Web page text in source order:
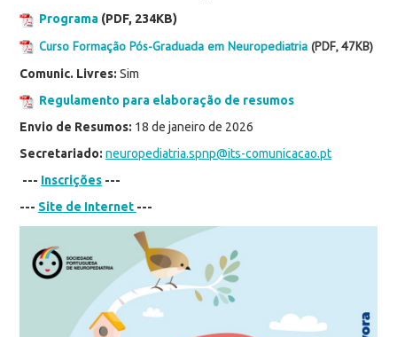
Programa(PDF, 234KB)
Curso Formação Pós-Graduada em Neuropediatria(PDF, 47KB)
Comunic. Livres: Sim
Regulamento para elaboração de resumos
Envio de Resumos: 18 de janeiro de 2026
Secretariado: neuropediatria.spnp@its-comunicacao.pt
--- Inscrições---
--- Site de Internet ---